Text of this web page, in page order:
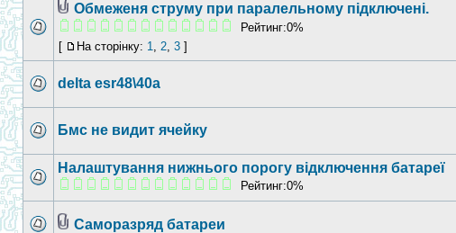
Обмеженя струму при паралельному підключені.
Рейтинг:0%
[
На сторінку: 1, 2, 3 ]
delta esr48\40a
Бмс не видит ячейку
Налаштування нижнього порогу відключення батареї
Рейтинг:0%
Саморазряд батареи